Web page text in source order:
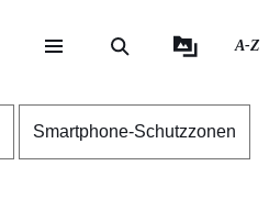
A-Z
Smartphone-Schutzzonen